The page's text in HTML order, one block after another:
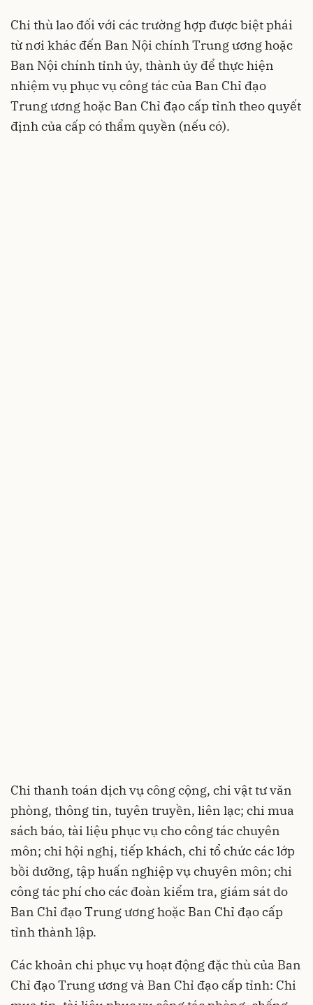
Chi thù lao đối với các trường hợp được biệt phái
từ nơi khác đến Ban Nội chính Trung ương hoặc
Ban Nội chính tỉnh ủy, thành ủy để thực hiện
nhiệm vụ phục vụ công tác của Ban Chỉ đạo
Trung ương hoặc Ban Chỉ đạo cấp tỉnh theo quyết
định của cấp có thẩm quyền (nếu có).
Chi thanh toán dịch vụ công cộng, chi vật tư văn
phòng, thông tin, tuyên truyền, liên lạc; chi mua
sách báo, tài liệu phục vụ cho công tác chuyên
môn; chi hội nghị, tiếp khách, chi tổ chức các lớp
bồi dưỡng, tập huấn nghiệp vụ chuyên môn; chi
công tác phí cho các đoàn kiểm tra, giám sát do
Ban Chỉ đạo Trung ương hoặc Ban Chỉ đạo cấp
tỉnh thành lập.
Các khoản chi phục vụ hoạt động đặc thù của Ban
Chỉ đạo Trung ương và Ban Chỉ đạo cấp tỉnh: Chi